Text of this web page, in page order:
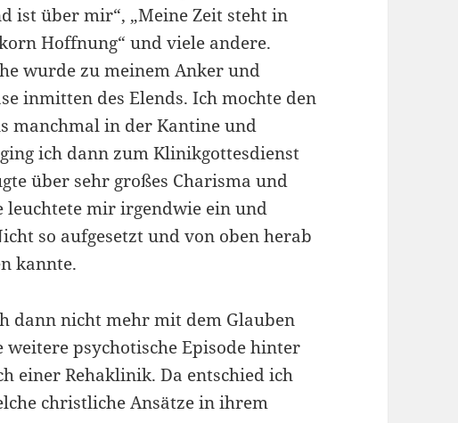
ist über mir“, „Meine Zeit steht in
Hoffnung“ und viele andere.
wurde zu meinem Anker und
inmitten des Elends. Ich mochte den
manchmal in der Kantine und
ich dann zum Klinikgottesdienst
über sehr großes Charisma und
leuchtete mir irgendwie ein und
so aufgesetzt und von oben herab
kannte.
dann nicht mehr mit dem Glauben
weitere psychotische Episode hinter
einer Rehaklinik. Da entschied ich
christliche Ansätze in ihrem